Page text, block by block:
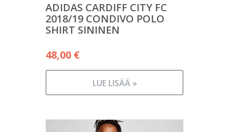
ADIDAS CARDIFF CITY FC
2018/19 CONDIVO POLO
SHIRT SININEN
48,00 €
LUE LISÄÄ »